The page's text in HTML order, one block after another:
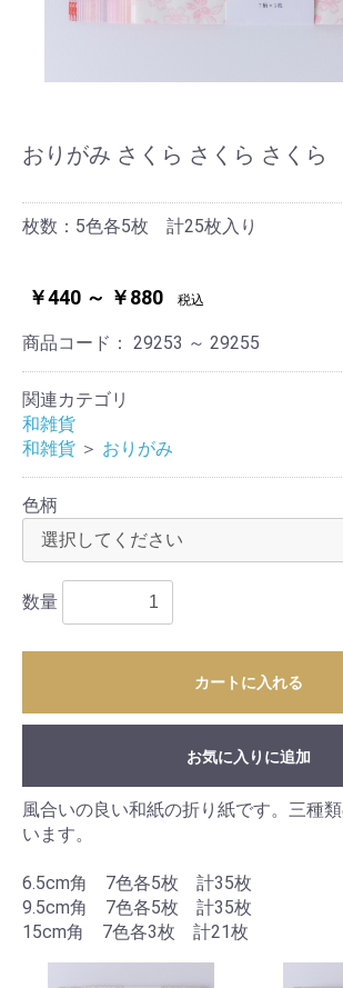
おりがみ さくら さくら さくら
枚数：5色各5枚 計25枚入り
￥440 ～ ￥880 税込
商品コード： 29253 ～ 29255
関連カテゴリ
和雑貨
和雑貨 ＞ おりがみ
色柄
数量
カートに入れる
お気に入りに追加
風合いの良い和紙の折り紙です。三種
います。
6.5cm角 7色各5枚 計35枚
9.5cm角 7色各5枚 計35枚
15cm角 7色各3枚 計21枚